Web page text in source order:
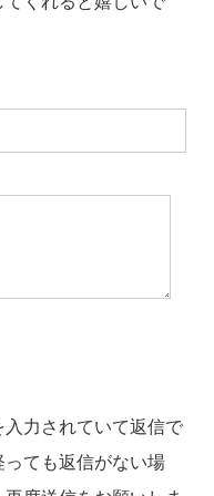
入力されていて返信で
ても返信がない場